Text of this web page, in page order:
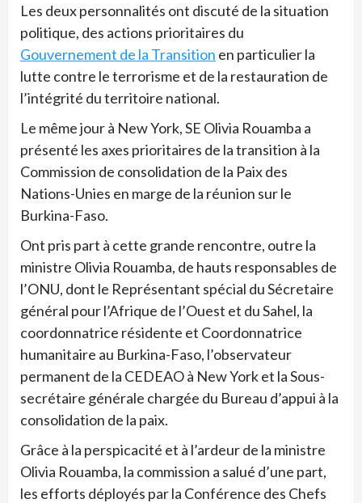
Les deux personnalités ont discuté de la situation
politique, des actions prioritaires du
Gouvernement de la Transition en particulier la
lutte contre le terrorisme et de la restauration de
l’intégrité du territoire national.
Le même jour à New York, SE Olivia Rouamba a
présenté les axes prioritaires de la transition à la
Commission de consolidation de la Paix des
Nations-Unies en marge de la réunion sur le
Burkina-Faso.
Ont pris part à cette grande rencontre, outre la
ministre Olivia Rouamba, de hauts responsables de
l’ONU, dont le Représentant spécial du Sécretaire
général pour l’Afrique de l’Ouest et du Sahel, la
coordonnatrice résidente et Coordonnatrice
humanitaire au Burkina-Faso, l’observateur
permanent de la CEDEAO à New York et la Sous-
secrétaire générale chargée du Bureau d’appui à la
consolidation de la paix.
Grâce à la perspicacité et à l’ardeur de la ministre
Olivia Rouamba, la commission a salué d’une part,
les efforts déployés par la Conférence des Chefs